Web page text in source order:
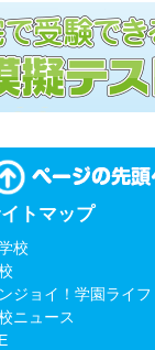
トマップ
校
ジョイ！学園ライフ
ニュース